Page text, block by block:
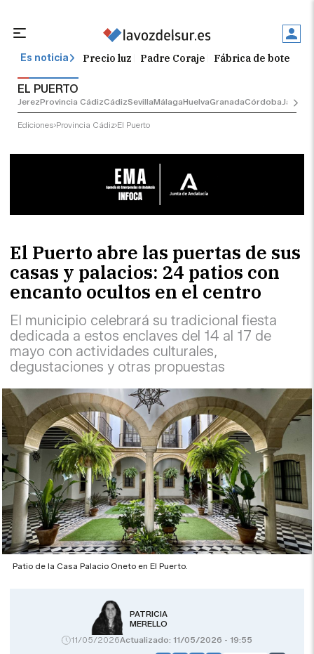
Es noticia Precio luz Padre Coraje Fábrica de botellas
EL PUERTO
JerezProvincia CádizCádizSevillaMálagaHuelvaGranadaCórdobaJaén
Ediciones Provincia Cádiz El Puerto
El Puerto abre las puertas de sus
casas y palacios: 24 patios con
encanto ocultos en el centro
El municipio celebrará su tradicional fiesta
dedicada a estos enclaves del 14 al 17 de
mayo con actividades culturales,
degustaciones y otras propuestas
Patio de la Casa Palacio Oneto en El Puerto.
PATRICIA
MERELLO
11/05/2026Actualizado: 11/05/2026 - 19:55